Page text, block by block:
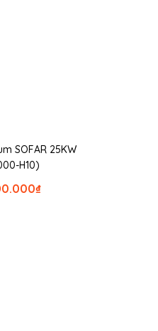
SOFAR 25KW
H10)
₫